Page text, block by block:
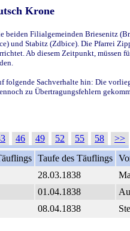
Krone
Filialgemeinden Briesenitz
und Stabitz (Zdbice). Die Pfarrei
Ab diesem Zeitpunkt, müssen
folgende Sachverhalte hin: Die
zu Übertragungsfehlern
46 49 52 55 58
>>
Taufe des Täuflings
28.03.1838
01.04.1838
08.04.1838